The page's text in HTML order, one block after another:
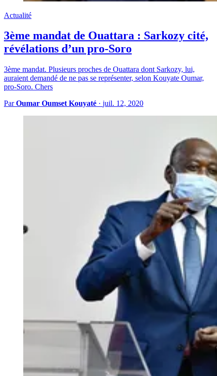
Actualité
3ème mandat de Ouattara : Sarkozy cité,
révélations d’un pro-Soro
3ème mandat. Plusieurs proches de Ouattara dont Sarkozy, lui,
auraient demandé de ne pas se représenter, selon Kouyate Oumar,
pro-Soro. Chers
ParOumar Oumset Kouyaté · juil. 12, 2020